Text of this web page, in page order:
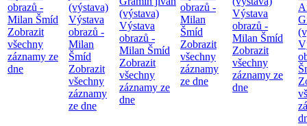
obrazů -
Milan Šmíd
Zobrazit
všechny
záznamy ze
dne
(výstava)
Výstava
obrazů -
Milan
Šmíd
Zobrazit
všechny
záznamy
ze dne
(výstava)
Výstava
obrazů -
Milan Šmíd
Zobrazit
všechny
záznamy ze
dne
obrazů -
Milan
Šmíd
Zobrazit
všechny
záznamy
ze dne
Výstava
obrazů -
Milan Šmíd
Zobrazit
všechny
záznamy ze
dne